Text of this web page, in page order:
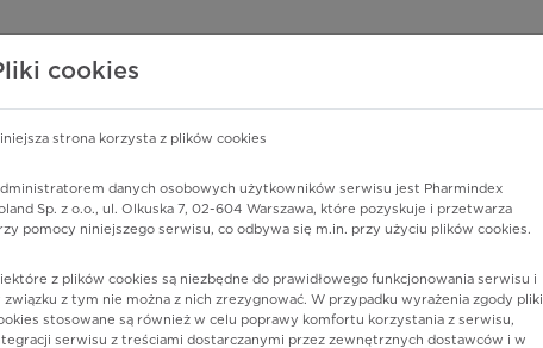
o lekach
PHARMINDEX
żelaza, nieokreślona
cookies
strona korzysta z plików cookies
danych osobowych użytkowników serwisu jest Pharmindex
Sp. z o.o., ul. Olkuska 7, 02-604 Warszawa, które pozyskuje i przetwarza
pomocy niniejszego serwisu, co odbywa się m.in. przy użyciu plików cookies.
z plików cookies są niezbędne do prawidłowego funkcjonowania serwisu i
związku z tym nie można z nich zrezygnować. W przypadku wyrażenia zgody pliki
stosowane są również w celu poprawy komfortu korzystania z serwisu,
serwisu z treściami dostarczanymi przez zewnętrznych dostawców i w